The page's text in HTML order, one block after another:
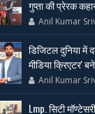
गुप्ता की प्रेरक
Anil Kumar
डिजिटल दुनिया में
मीडिया क्रिएटर'
Anil Kumar
Lmp. सिटी